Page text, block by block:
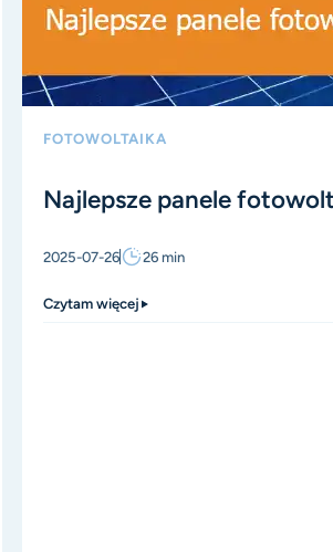
FOTOWOLTAIKA
Najlepsze panele
2025-07-26 26 min
Czytam więcej